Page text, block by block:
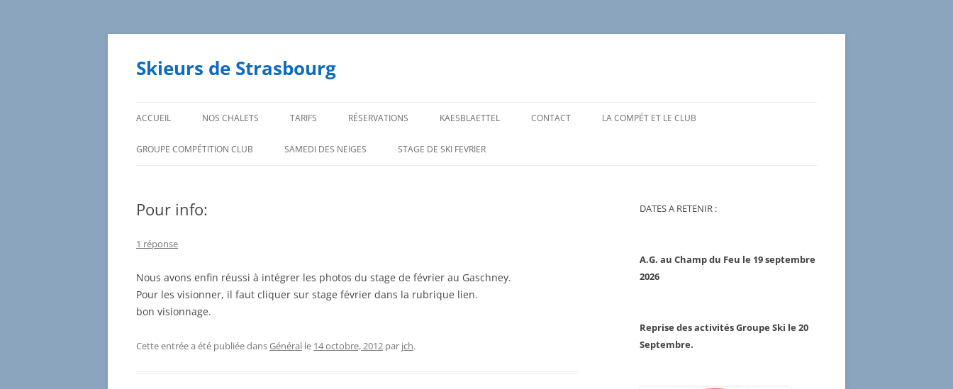
Aller
contenu
Skieurs de Strasbourg
ACCUEIL NOS CHALETS TARIFS RÉSERVATIONS KAESBLAETTEL CONTACT LA COMPÉT ET LE CLUB
GROUPE COMPÉTITION CLUB SAMEDI DES NEIGES STAGE DE SKI FEVRIER
Pour info:
1 réponse
Nous avons enfin réussi à intégrer les photos du stage de février au Gaschney.
Pour les visionner, il faut cliquer sur stage février dans la rubrique lien.
bon visionnage.
Cette entrée a été publiée dansGénéral le 14 octobre, 2012 par jch.
DATES A RETENIR :
A.G. au Champ du Feu le 19 septembre
2026
Reprise des activités Groupe Ski le 20
Septembre.